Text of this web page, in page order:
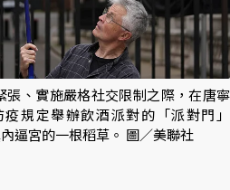
張、實施嚴格社交限制之際，在唐寧
規定舉辦飲酒派對的「派對門」
逼宮的一根稻草。 圖／美聯社